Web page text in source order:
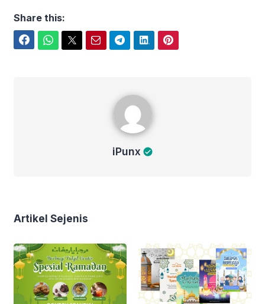
Share this:
iPunx
Artikel Sejenis